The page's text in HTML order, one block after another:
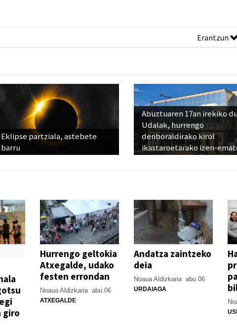
Erantzun
Eklipse partziala, astebete
barru
Abuztuaren 17an irekiko
Udalak, hurrengo
denboraldirako kirol
ikastaroetarako izen-
giro
Hurrengo geltokia
Atxegalde, udako
festen errondan
Noaua Aldizkaria abu 06
ATXEGALDE
Andatza zaintzeko
deia
Noaua Aldizkaria abu 06
URDAIAGA